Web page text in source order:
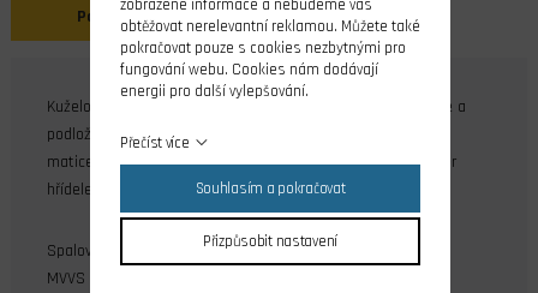
Popis
Kuželová matice vrtule z duralové slitiny. Nahrazuje matice a
podložky vrtule u modelářských spalovacích motorů, nebo
matice u unašečů pevné vrtule u elektromotorů pro průměr
hřídele 4 mm - 5 mm.
Spalovací motory, pro které lze tuto matici použít:
MVVS .12 - .77
zobrazené informace a nebudeme vás
obtěžovat nerelevantní reklamou. Můžete také
pokračovat pouze s cookies nezbytnými pro
fungování webu. Cookies nám dodávají
energii pro další vylepšování.
Přečíst více
Souhlasím a pokračovat
Přizpůsobit nastavení